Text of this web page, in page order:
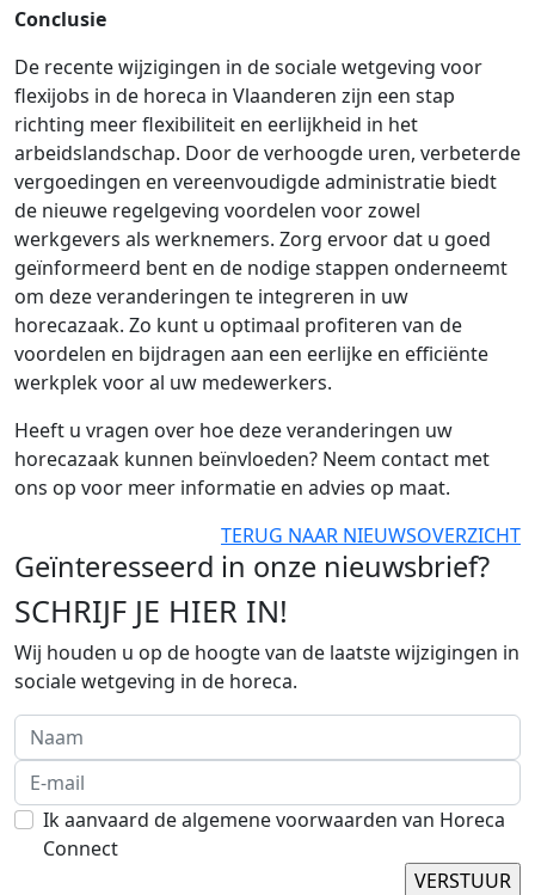
Conclusie
De recente wijzigingen in de sociale wetgeving voor
flexijobs in de horeca in Vlaanderen zijn een stap
richting meer flexibiliteit en eerlijkheid in het
arbeidslandschap. Door de verhoogde uren, verbeterde
vergoedingen en vereenvoudigde administratie biedt
de nieuwe regelgeving voordelen voor zowel
werkgevers als werknemers. Zorg ervoor dat u goed
geïnformeerd bent en de nodige stappen onderneemt
om deze veranderingen te integreren in uw
horecazaak. Zo kunt u optimaal profiteren van de
voordelen en bijdragen aan een eerlijke en efficiënte
werkplek voor al uw medewerkers.
Heeft u vragen over hoe deze veranderingen uw
horecazaak kunnen beïnvloeden? Neem contact met
ons op voor meer informatie en advies op maat.
TERUG NAAR NIEUWSOVERZICHT
Geïnteresseerd in onze nieuwsbrief?
SCHRIJF JE HIER IN!
Wij houden u op de hoogte van de laatste wijzigingen in
sociale wetgeving in de horeca.
Ik aanvaard de algemene voorwaarden van Horeca
Connect